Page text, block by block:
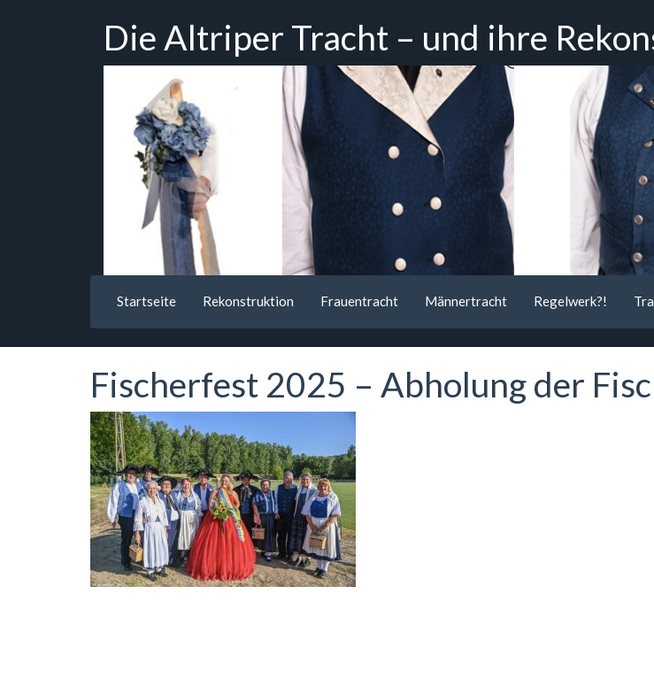
Die Altriper Tracht – und ihre
Startseite Rekonstruktion Frauentracht Männertracht Regelwerk?!
Fischerfest 2025 – Abholung der